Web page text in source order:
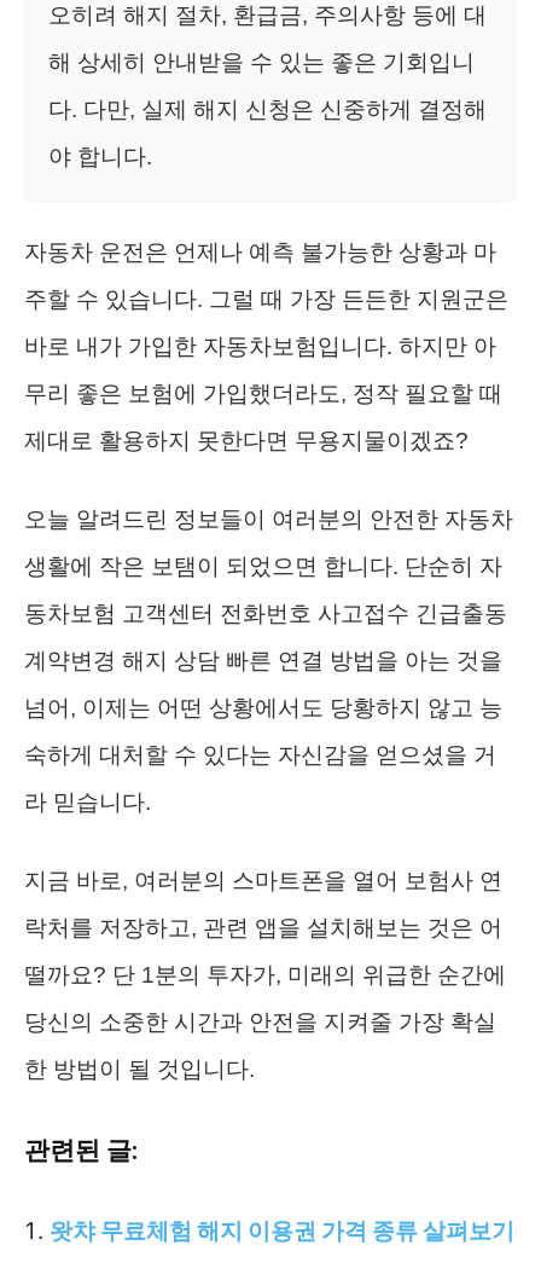
오히려 해지 절차, 환급금, 주의사항 등에 대
해 상세히 안내받을 수 있는 좋은 기회입니
다. 다만, 실제 해지 신청은 신중하게 결정해
야 합니다.
자동차 운전은 언제나 예측 불가능한 상황과 마
주할 수 있습니다. 그럴 때 가장 든든한 지원군은
바로 내가 가입한 자동차보험입니다. 하지만 아
무리 좋은 보험에 가입했더라도, 정작 필요할 때
제대로 활용하지 못한다면 무용지물이겠죠?
오늘 알려드린 정보들이 여러분의 안전한 자동차
생활에 작은 보탬이 되었으면 합니다. 단순히 자
동차보험 고객센터 전화번호 사고접수 긴급출동
계약변경 해지 상담 빠른 연결 방법을 아는 것을
넘어, 이제는 어떤 상황에서도 당황하지 않고 능
숙하게 대처할 수 있다는 자신감을 얻으셨을 거
라 믿습니다.
지금 바로, 여러분의 스마트폰을 열어 보험사 연
락처를 저장하고, 관련 앱을 설치해보는 것은 어
떨까요? 단 1분의 투자가, 미래의 위급한 순간에
당신의 소중한 시간과 안전을 지켜줄 가장 확실
한 방법이 될 것입니다.
관련된 글:
왓챠 무료체험 해지 이용권 가격 종류 살펴보기